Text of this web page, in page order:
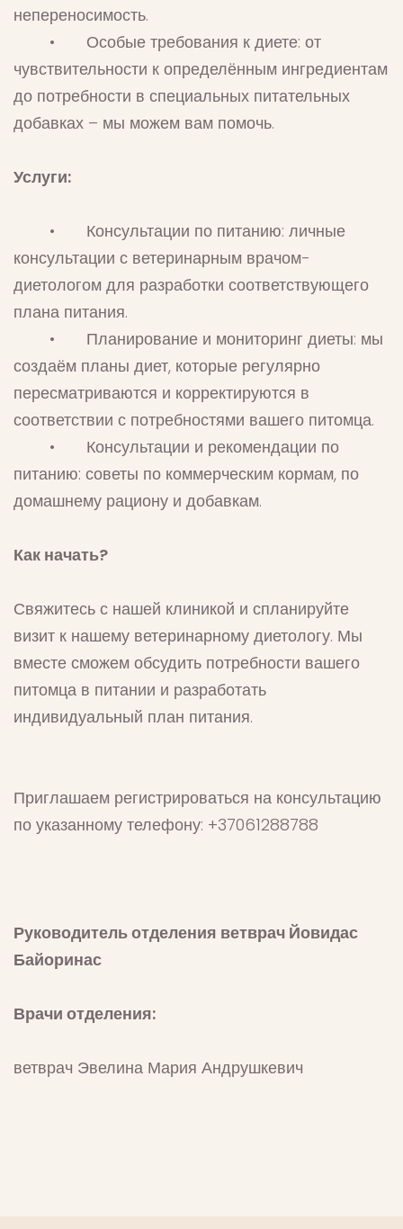
непереносимость.
• Особые требования к диете: от
чувствительности к определённым ингредиентам
до потребности в специальных питательных
добавках – мы можем вам помочь.
Услуги:
• Консультации по питанию: личные
консультации с ветеринарным врачом-
диетологом для разработки соответствующего
плана питания.
• Планирование и мониторинг диеты: мы
создаём планы диет, которые регулярно
пересматриваются и корректируются в
соответствии с потребностями вашего питомца.
• Консультации и рекомендации по
питанию: советы по коммерческим кормам, по
домашнему рациону и добавкам.
Как начать?
Свяжитесь с нашей клиникой и спланируйте
визит к нашему ветеринарному диетологу. Мы
вместе сможем обсудить потребности вашего
питомца в питании и разработать
индивидуальный план питания.
Приглашаем регистрироваться на консультацию
по указанному телефону: +37061288788
Руководитель отделения ветврач Йовидас
Байоринас
Врачи отделения:
ветврач Эвелина Мария Андрушкевич